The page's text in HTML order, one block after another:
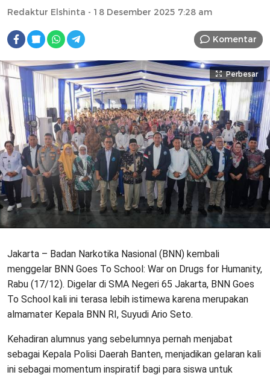
Redaktur Elshinta - 18 Desember 2025 7:28 am
Komentar
Perbesar
Jakarta – Badan Narkotika Nasional (BNN) kembali
menggelar BNN Goes To School: War on Drugs for Humanity,
Rabu (17/12). Digelar di SMA Negeri 65 Jakarta, BNN Goes
To School kali ini terasa lebih istimewa karena merupakan
almamater Kepala BNN RI, Suyudi Ario Seto.
Kehadiran alumnus yang sebelumnya pernah menjabat
sebagai Kepala Polisi Daerah Banten, menjadikan gelaran kali
ini sebagai momentum inspiratif bagi para siswa untuk